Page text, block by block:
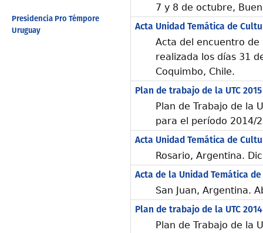
Presidencia Pro Témpore
Uruguay
7 y 8 de octubre,
Acta Unidad Temática de
Acta del encuentro de
realizada los días 31
Coquimbo, Chile.
Plan de trabajo de la UTC 2015
Plan de Trabajo de la
para el período 2014/
Acta Unidad Temática de
Rosario, Argentina.
Acta de la Unidad Temática
San Juan, Argentina.
Plan de trabajo de la UTC 2014
Plan de Trabajo de la